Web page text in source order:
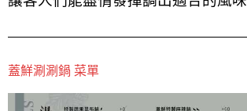
蓋鮮涮涮鍋 菜單